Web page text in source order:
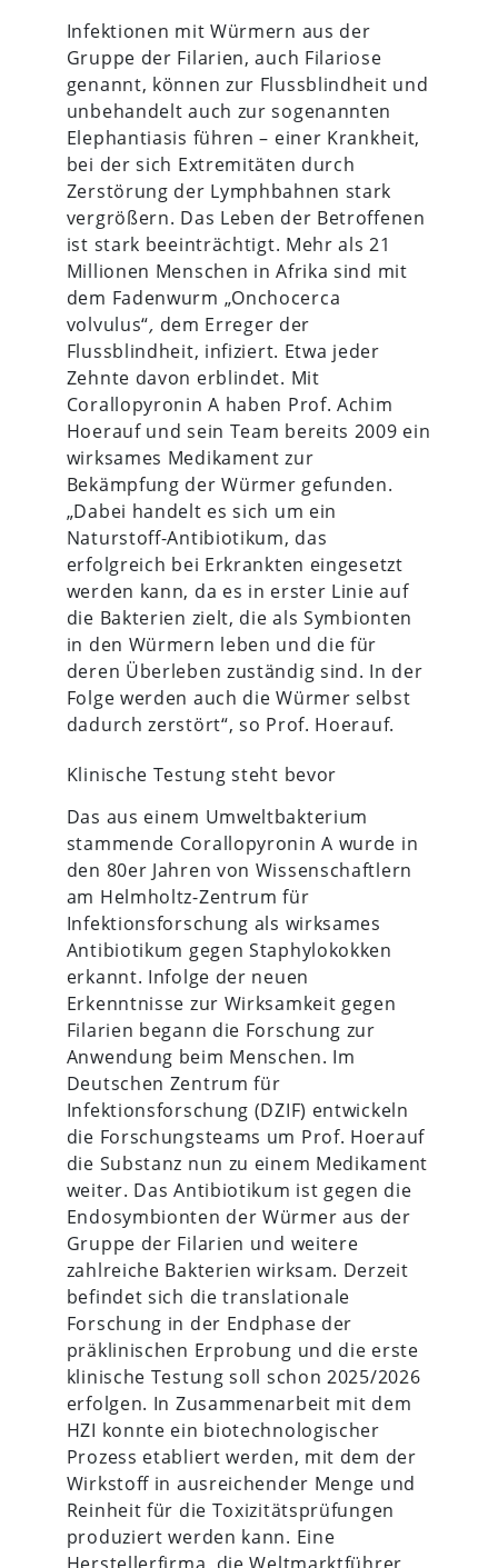
Infektionen mit Würmern aus der
Gruppe der Filarien, auch Filariose
genannt, können zur Flussblindheit und
unbehandelt auch zur sogenannten
Elephantiasis führen – einer Krankheit,
bei der sich Extremitäten durch
Zerstörung der Lymphbahnen stark
vergrößern. Das Leben der Betroffenen
ist stark beeinträchtigt. Mehr als 21
Millionen Menschen in Afrika sind mit
dem Fadenwurm „Onchocerca
volvulus“, dem Erreger der
Flussblindheit, infiziert. Etwa jeder
Zehnte davon erblindet. Mit
Corallopyronin A haben Prof. Achim
Hoerauf und sein Team bereits 2009 ein
wirksames Medikament zur
Bekämpfung der Würmer gefunden.
„Dabei handelt es sich um ein
Naturstoff-Antibiotikum, das
erfolgreich bei Erkrankten eingesetzt
werden kann, da es in erster Linie auf
die Bakterien zielt, die als Symbionten
in den Würmern leben und die für
deren Überleben zuständig sind. In der
Folge werden auch die Würmer selbst
dadurch zerstört“, so Prof. Hoerauf.
Klinische Testung steht bevor
Das aus einem Umweltbakterium
stammende Corallopyronin A wurde in
den 80er Jahren von Wissenschaftlern
am Helmholtz-Zentrum für
Infektionsforschung als wirksames
Antibiotikum gegen Staphylokokken
erkannt. Infolge der neuen
Erkenntnisse zur Wirksamkeit gegen
Filarien begann die Forschung zur
Anwendung beim Menschen. Im
Deutschen Zentrum für
Infektionsforschung (DZIF) entwickeln
die Forschungsteams um Prof. Hoerauf
die Substanz nun zu einem Medikament
weiter. Das Antibiotikum ist gegen die
Endosymbionten der Würmer aus der
Gruppe der Filarien und weitere
zahlreiche Bakterien wirksam. Derzeit
befindet sich die translationale
Forschung in der Endphase der
präklinischen Erprobung und die erste
klinische Testung soll schon 2025/2026
erfolgen. In Zusammenarbeit mit dem
HZI konnte ein biotechnologischer
Prozess etabliert werden, mit dem der
Wirkstoff in ausreichender Menge und
Reinheit für die Toxizitätsprüfungen
produziert werden kann. Eine